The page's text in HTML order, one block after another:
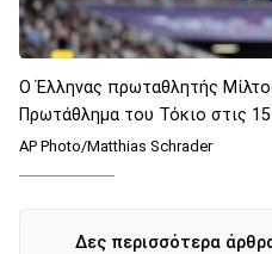
Ο Έλληνας πρωταθλητής
Πρωτάθλημα του Τόκιο στις
AP Photo/Matthias Schrader
Δες περισσότερα